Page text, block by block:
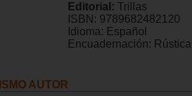
Editorial:
Trillas
ISBN: 9789682482120
Idioma: Español
Encuadernación: Rústica
AUTOR